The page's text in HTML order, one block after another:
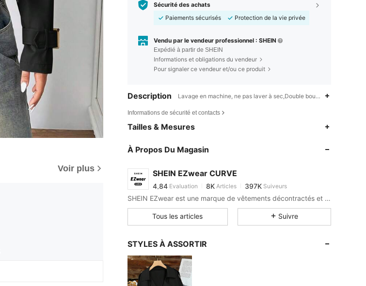
Voir plus
Sécurité des achats
Paiements sécurisés
Protection de la vie privée
Vendu par le vendeur professionnel : SHEIN
Expédié à partir de SHEIN
Informations et obligations du vendeur
Pour signaler ce vendeur et/ou ce produit
Description Lavage en machine, ne pas laver à sec,Double
Informations de sécurité et contacts
Tailles & Mesures
À Propos Du Magasin
SHEIN EZwear CURVE
4,84
4,84
8K
4***5est en train de naviguer
4,84 8K
397K
4,84
8K
397K
4,84
8K
397K
4,84
4,84
SHEIN EZwear est une marque de vêtements décontractés et cool, avec les dernières tendances en matière de vêtements décontractés.
Tous les articles Suivre
STYLES À ASSORTIR